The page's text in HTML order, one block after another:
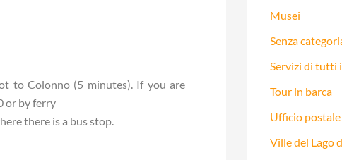
to Colonno (5 minutes). If you are
or by ferry
there is a bus stop.
Musei
Senza
Servizi di tutti
Tour in barca
Ufficio postale
Ville del Lago